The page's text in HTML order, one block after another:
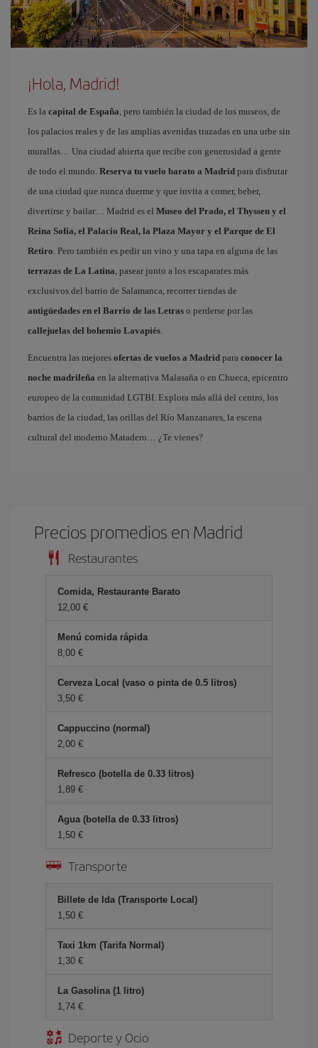
¡Hola, Madrid!
Es la capital de España, pero también la ciudad de los museos, de
los palacios reales y de las amplias avenidas trazadas en una urbe sin
murallas… Una ciudad abierta que recibe con generosidad a gente
de todo el mundo. Reserva tu vuelo barato a Madrid para disfrutar
de una ciudad que nunca duerme y que invita a comer, beber,
divertirse y bailar… Madrid es el Museo del Prado, el Thyssen y el
Reina Sofía, el Palacio Real, la Plaza Mayor y el Parque de El
Retiro. Pero también es pedir un vino y una tapa en alguna de las
terrazas de La Latina, pasear junto a los escaparates más
exclusivos del barrio de Salamanca, recorrer tiendas de
antigüedades en el Barrio de las Letras o perderse por las
callejuelas del bohemio Lavapiés.
Encuentra las mejores ofertas de vuelos a Madrid para conocer la
noche madrileña en la alternativa Malasaña o en Chueca, epicentro
europeo de la comunidad LGTBI. Explora más allá del centro, los
barrios de la ciudad, las orillas del Río Manzanares, la escena
cultural del moderno Matadero… ¿Te vienes?
Precios promedios en Madrid
Restaurantes
Comida, Restaurante Barato
12,00 €
Menú comida rápida
8,00 €
Cerveza Local (vaso o pinta de 0.5 litros)
3,50 €
Cappuccino (normal)
2,00 €
Refresco (botella de 0.33 litros)
1,89 €
Agua (botella de 0.33 litros)
1,50 €
Transporte
Billete de Ida (Transporte Local)
1,50 €
Taxi 1km (Tarifa Normal)
1,30 €
La Gasolina (1 litro)
1,74 €
Deporte y Ocio